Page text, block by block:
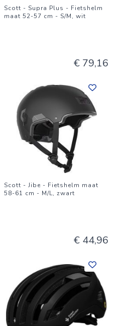
Scott - Supra Plus - Fietshelm
maat 52-57 cm - S/M, wit
€ 79,16
Scott - Jibe - Fietshelm maat
58-61 cm - M/L, zwart
€ 44,96